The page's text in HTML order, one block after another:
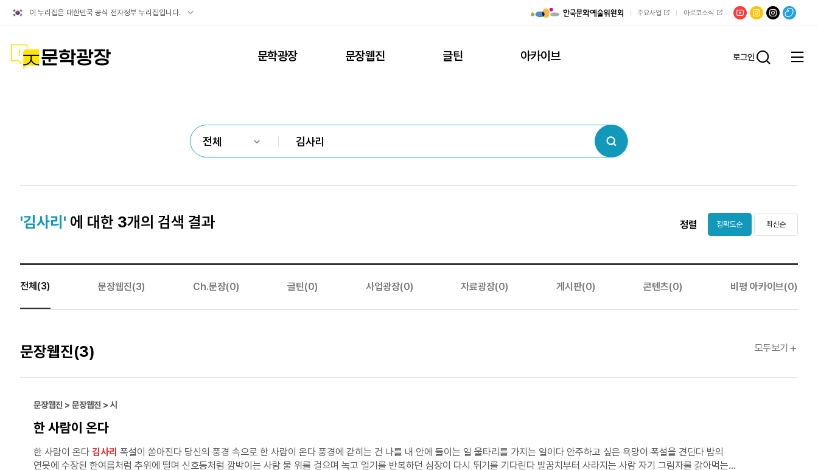
이 누리집은 대한민국 공식 전자정부 누리집입니다.
공식
주요사업 아르코소식 유튜브문학광장채널문장
팟빵
문학광장 문학광장 문장웹진 글틴 아카이브 로그인
전체
검색
'김사리' 에 대한 3개의 검색 결과 정렬 정확도순 최신순
전체(3) 문장웹진(3) Ch.문장(0) 글틴(0) 사업광장(0) 자료광장(0) 게시판(0) 콘텐츠(0) 비평 아카이브(0)
문장웹진(3)
문장웹진 > 문장웹진 > 시
한 사람이 온다
한 사람이 온다 김사리
연못에 수장된 한여름처럼 추위에 떨며 신호등처럼 깜박이는 사람 물 위를 걸으며 녹고 얼기를 반복하던 심장이 다시 뛰기를 기다린다 발꿈치부터 사라지는 사람 자기 그림자를 갉아먹는
문장웹진
모두보기